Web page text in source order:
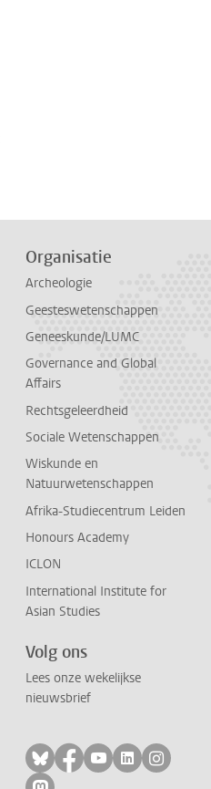
Organisatie
Archeologie
Geesteswetenschappen
Geneeskunde/LUMC
Governance and Global
Affairs
Rechtsgeleerdheid
Sociale Wetenschappen
Wiskunde en
Natuurwetenschappen
Afrika-Studiecentrum Leiden
Honours Academy
ICLON
International Institute for
Asian Studies
Volg ons
Lees onze wekelijkse
nieuwsbrief
Volg ons op bluesky
Volg ons op
Volg ons op
Volg ons
Volg